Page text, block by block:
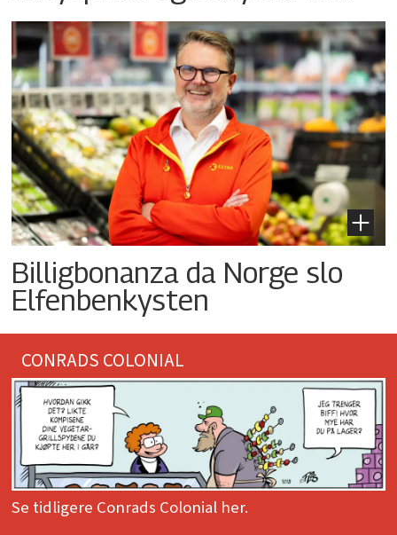
Billigbonanza da Norge slo
Elfenbenkysten
CONRADS COLONIAL
Se tidligere Conrads Colonial her.